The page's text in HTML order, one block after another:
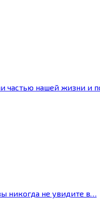
частью нашей жизни и
никогда не увидите в…